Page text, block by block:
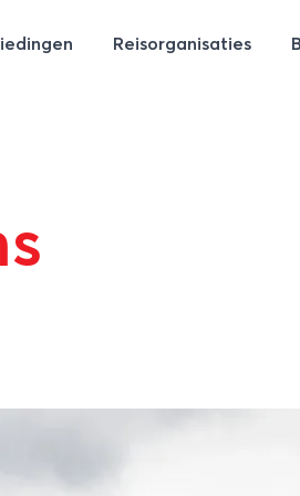
Reisorganisaties